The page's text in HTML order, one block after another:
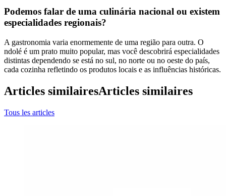
Podemos falar de uma culinária nacional ou existem
especialidades regionais?
A gastronomia varia enormemente de uma região para outra. O
ndolé é um prato muito popular, mas você descobrirá especialidades
distintas dependendo se está no sul, no norte ou no oeste do país,
cada cozinha refletindo os produtos locais e as influências históricas.
Articles similairesArticles similaires
Tous les articles